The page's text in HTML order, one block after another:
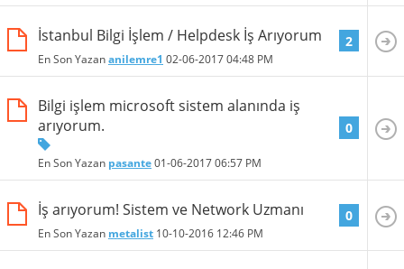
İstanbul Bilgi İşlem / Helpdesk İş Arıyorum
En Son Yazananilemre1 02-06-201704:48 PM
2
Bilgi işlem microsoft sistem alanında iş
arıyorum.
En Son Yazan pasante01-06-201706:57 PM
0
İş arıyorum! Sistem ve Network Uzmanı
En Son Yazan metalist 10-10-2016 12:46 PM
0